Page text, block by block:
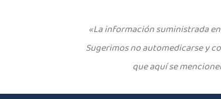
«La información suministrada
Sugerimos no automedicarse y
que aquí se